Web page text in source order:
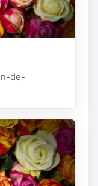
de-